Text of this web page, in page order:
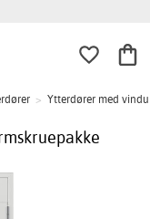
> Ytterdører med vindu